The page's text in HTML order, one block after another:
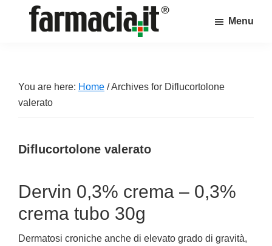
sul
mondo
online
Menu
You are here: Home /Archives for Diflucortolone
valerato
Diflucortolone valerato
Dervin 0,3% crema – 0,3%
crema tubo 30g
Dermatosi croniche anche di elevato grado di gravità,